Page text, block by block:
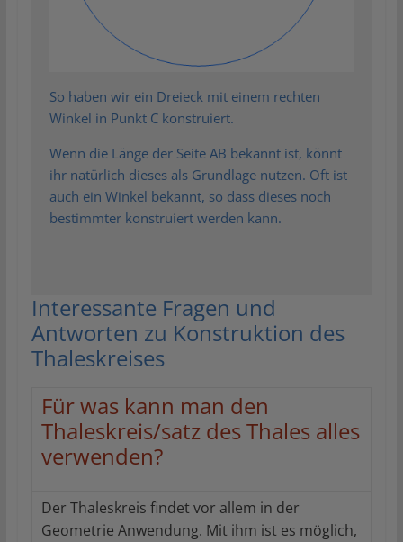
So haben wir ein Dreieck mit einem rechten
Winkel in Punkt C konstruiert.
Wenn die Länge der Seite AB bekannt ist, könnt
ihr natürlich dieses als Grundlage nutzen. Oft ist
auch ein Winkel bekannt, so dass dieses noch
bestimmter konstruiert werden kann.
Interessante Fragen und
Antworten zu Konstruktion des
Thaleskreises
Für was kann man den
Thaleskreis/satz des Thales alles
verwenden?
Der Thaleskreis findet vor allem in der
Geometrie Anwendung. Mit ihm ist es möglich,